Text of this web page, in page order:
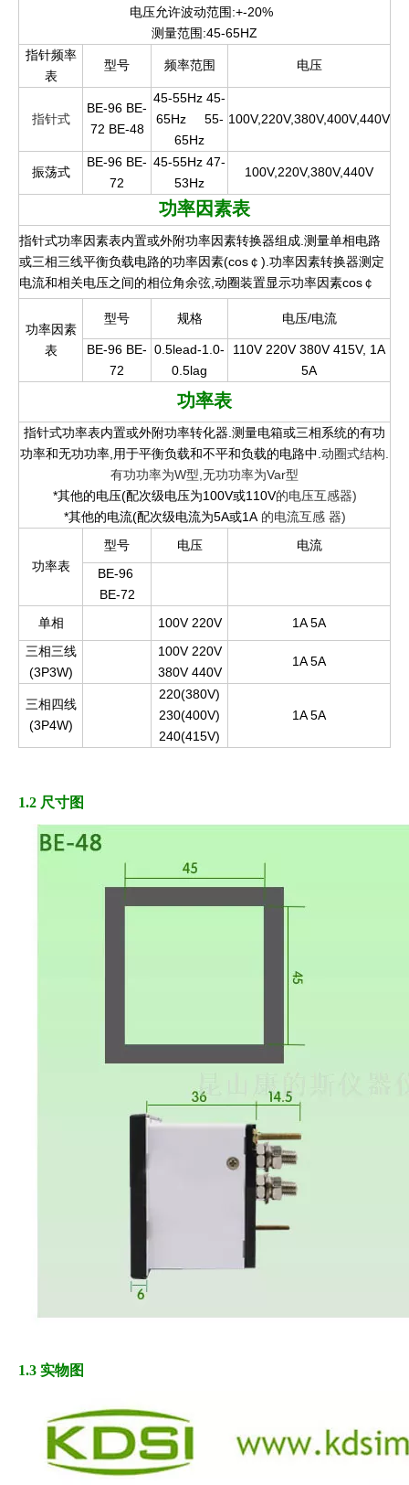
电压允许波动范围:+-20%
测量范围:45-65HZ
指针频率
表
型号 频率范围 电压
指针式
BE-96 BE-
72 BE-48
45-55Hz 45-
65Hz
55-
65Hz
100V,220V,380V,400V,440V
振荡式
BE-96 BE-
72
45-55Hz 47-
53Hz
100V,220V,380V,440V
功率因素表
指针式功率因素表内置或外附功率因素转换器组成.测量单相电路
或三相三线平衡负载电路的功率因素(cos￠).功率因素转换器测定
电流和相关电压之间的相位角余弦,动圈装置显示功率因素cos￠
功率因素
表
型号 规格 电压/电流
BE-96 BE-
72
0.5lead-1.0-
0.5lag
110V 220V 380V 415V, 1A
5A
功率表
指针式功率表内置或外附功率转化器.测量电箱或三相系统的有功
功率和无功功率,用于平衡负载和不平和负载的电路中. 动圈式结构.
有功功率为W型,无功功率为Var型
*其他的电压(配次级电压为100V或110V的电压互感器)
*其他的电流(配次级电流为5A或1A 的电流互感 器)
功率表
型号 电压
电流
BE-96
BE-72
单相
100V 220V
1A 5A
三相三线
(3P3W)
100V 220V
380V 440V
1A 5A
三相四线
(3P4W)
220(380V)
230(400V)
240(415V)
1A 5A
1.2 尺寸图
1.3 实物图